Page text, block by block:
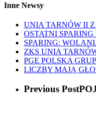
Inne Newsy
UNIA TARNÓW II
OSTATNI
SPARING:
ZKS UNIA
PGE POLSKA
LICZBY MAJĄ
Previous Post